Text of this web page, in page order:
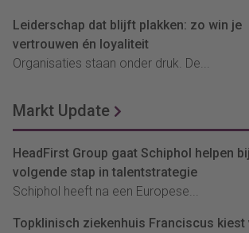
Leiderschap dat blijft plakken: zo win je
vertrouwen én loyaliteit
Organisaties staan onder druk. De...
Markt Update
HeadFirst Group gaat Schiphol helpen bij
volgende stap in talentstrategie
Schiphol heeft na een Europese...
Topklinisch ziekenhuis Franciscus kiest